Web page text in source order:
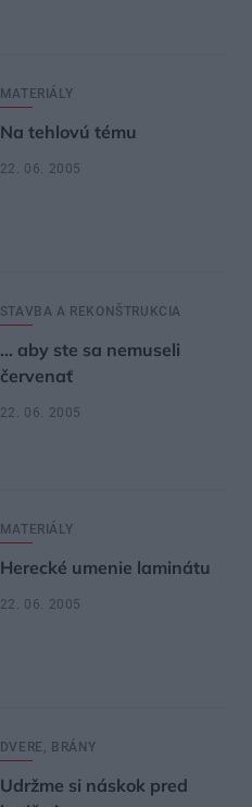
MATERIÁLY
Na tehlovú tému
22. 06. 2005
STAVBA A REKONŠTRUKCIA
… aby ste sa nemuseli
červenať
22. 06. 2005
MATERIÁLY
Herecké umenie laminátu
22. 06. 2005
DVERE, BRÁNY
Udržme si náskok pred